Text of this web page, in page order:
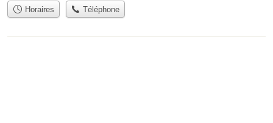
Horaires Téléphone